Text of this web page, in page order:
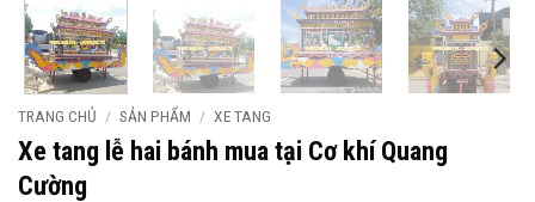
TRANG CHỦ / SẢN PHẨM / XE TANG
Xe tang lễ hai bánh mua tại Cơ khí Quang
Cường